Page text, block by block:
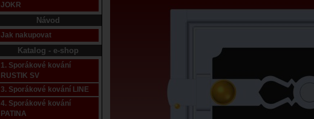
JOKR
Návod
Jak nakupovat
Katalog - e-shop
1. Sporákové kování
RUSTIK SV
3. Sporákové kování LINE
4. Sporákové kování
PATINA